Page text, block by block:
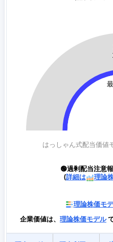
🟢過剰配当注意
(詳細は 理論
理論株価モ
企業価値は、 理論株価モデル